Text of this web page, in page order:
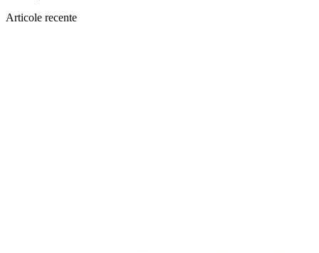
Articole recente